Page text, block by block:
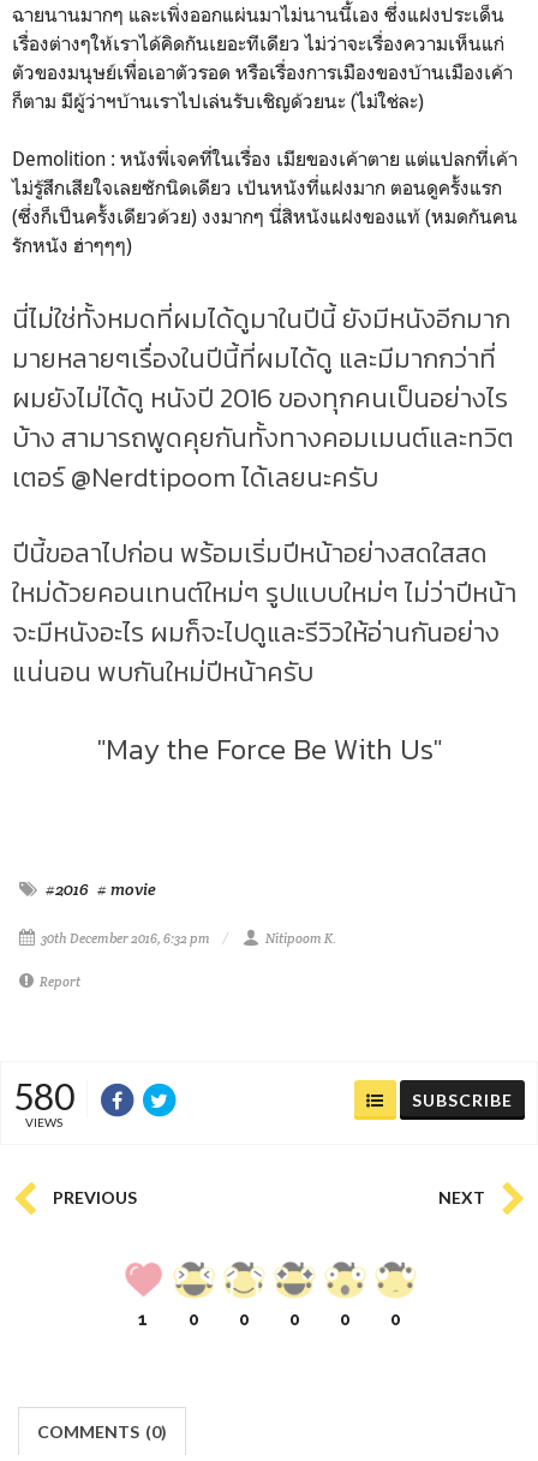
ฉายนานมากๆ และเพิ่งออกแผ่นมาไม่นานนี้เอง ซึ่งแฝงประเด็น
เรื่องต่างๆให้เราได้คิดกันเยอะทีเดียว ไม่ว่าจะเรื่องความเห็นแก่
ตัวของมนุษย์เพื่อเอาตัวรอด หรือเรื่องการเมืองของบ้านเมืองเค้า
ก็ตาม มีผู้ว่าฯบ้านเราไปเล่นรับเชิญด้วยนะ (ไม่ใช่ละ)
Demolition : หนังพี่เจคที่ในเรื่อง เมียของเค้าตาย แต่แปลกที่เค้า
ไม่รู้สึกเสียใจเลยซักนิดเดียว เป้นหนังที่แฝงมาก ตอนดูครั้งแรก
(ซึ่งก็เป็นครั้งเดียวด้วย) งงมากๆ นี่สิหนังแฝงของแท้ (หมดกันคน
รักหนัง ฮ่าๆๆๆ)
นี่ไม่ใช่ทั้งหมดที่ผมได้ดูมาในปีนี้ ยังมีหนังอีกมาก
มายหลายๆเรื่องในปีนี้ที่ผมได้ดู และมีมากกว่าที่
ผมยังไม่ได้ดู หนังปี 2016 ของทุกคนเป็นอย่างไร
บ้าง สามารถพูดคุยกันทั้งทางคอมเมนต์และทวิต
เตอร์ @Nerdtipoom ได้เลยนะครับ
ปีนี้ขอลาไปก่อน พร้อมเริ่มปีหน้าอย่างสดใสสด
ใหม่ด้วยคอนเทนต์ใหม่ๆ รูปแบบใหม่ๆ ไม่ว่าปีหน้า
จะมีหนังอะไร ผมก็จะไปดูและรีวิวให้อ่านกันอย่าง
แน่นอน พบกันใหม่ปีหน้าครับ
"May the Force Be With Us"
#2016 # movie
30th December 2016, 6:32 pm Nitipoom K.
Report
580
VIEWS
SUBSCRIBE
PREVIOUS NEXT
1 0 0 0 0 0
COMMENTS (0)